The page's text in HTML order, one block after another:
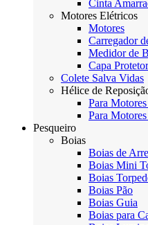
Cinta
Motores Elétricos
Motores
Carregador
Medidor de
Capa
Colete Salva Vidas
Hélice de
Para
Para
Pesqueiro
Boias
Boias de
Boias Mini
Boias
Boias Pão
Boias Guia
Boias para